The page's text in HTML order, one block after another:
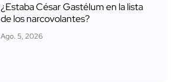
¿Estaba César Gastélum en la lista
de los narcovolantes?
Ago. 5, 2026